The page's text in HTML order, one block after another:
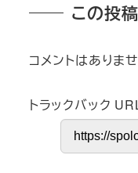
この投
コメントはありませ
トラックバック